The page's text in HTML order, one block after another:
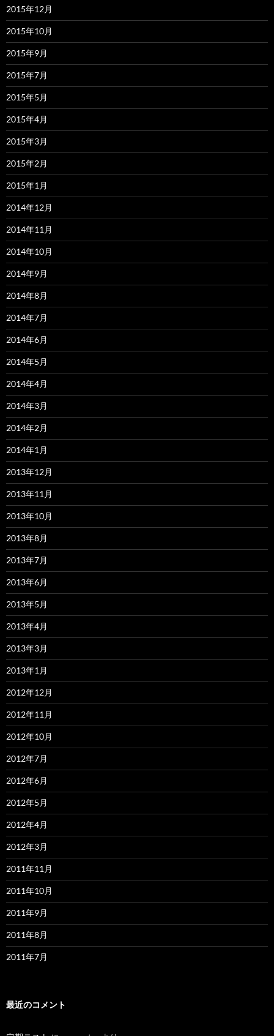
2015年12月
2015年10月
2015年9月
2015年7月
2015年5月
2015年4月
2015年3月
2015年2月
2015年1月
2014年12月
2014年11月
2014年10月
2014年9月
2014年8月
2014年7月
2014年6月
2014年5月
2014年4月
2014年3月
2014年2月
2014年1月
2013年12月
2013年11月
2013年10月
2013年8月
2013年7月
2013年6月
2013年5月
2013年4月
2013年3月
2013年1月
2012年12月
2012年11月
2012年10月
2012年7月
2012年6月
2012年5月
2012年4月
2012年3月
2011年11月
2011年10月
2011年9月
2011年8月
2011年7月
最近のコメント